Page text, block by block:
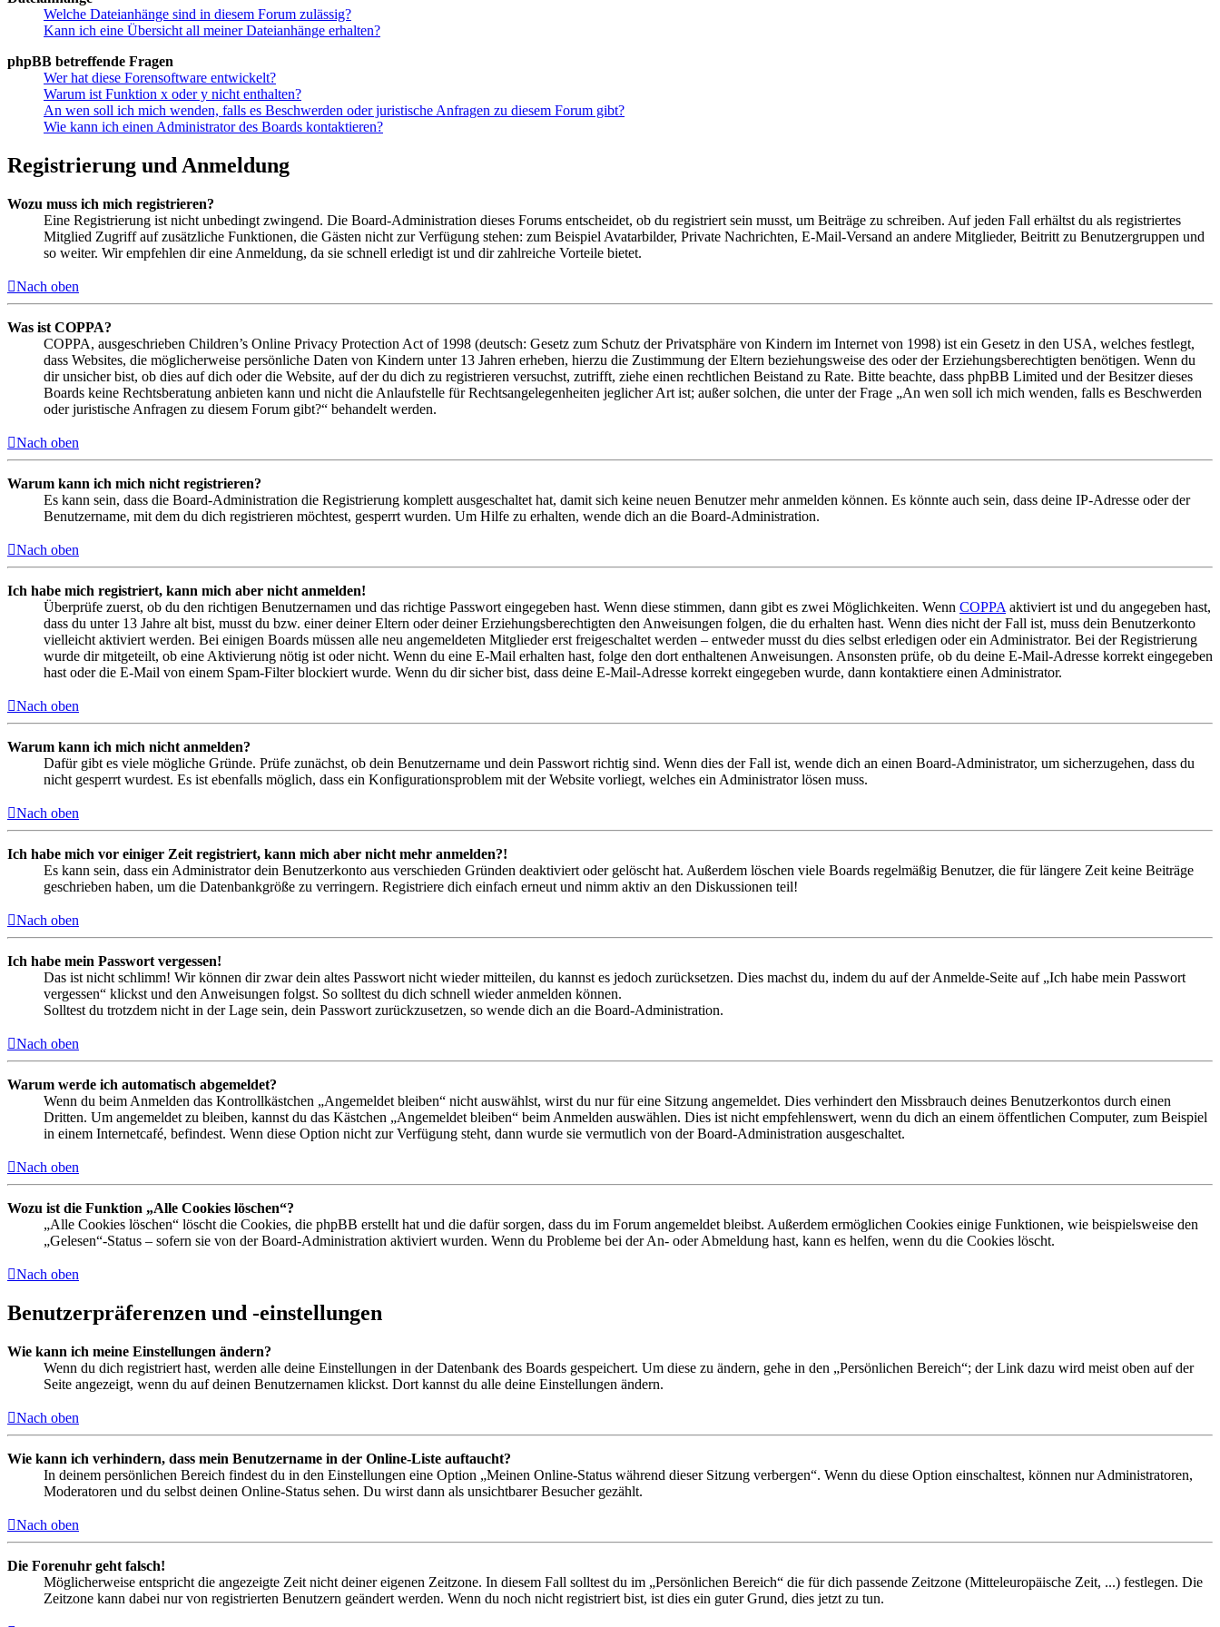
Welche Dateianhänge sind in diesem Forum zulässig?
Kann ich eine Übersicht all meiner Dateianhänge erhalten?
phpBB betreffende Fragen
Wer hat diese Forensoftware entwickelt?
Warum ist Funktion x oder y nicht enthalten?
An wen soll ich mich wenden, falls es Beschwerden oder juristische Anfragen zu diesem Forum gibt?
Wie kann ich einen Administrator des Boards kontaktieren?
Registrierung und Anmeldung
Wozu muss ich mich registrieren?
Eine Registrierung ist nicht unbedingt zwingend. Die Board-Administration dieses Forums entscheidet, ob du registriert sein musst, um Beiträge zu schreiben. Auf jeden Fall erhältst du als registriertes
Mitglied Zugriff auf zusätzliche Funktionen, die Gästen nicht zur Verfügung stehen: zum Beispiel Avatarbilder, Private Nachrichten, E-Mail-Versand an andere Mitglieder, Beitritt zu Benutzergruppen und
so weiter. Wir empfehlen dir eine Anmeldung, da sie schnell erledigt ist und dir zahlreiche Vorteile bietet.
Nach oben
Was ist COPPA?
COPPA, ausgeschrieben Children’s Online Privacy Protection Act of 1998 (deutsch: Gesetz zum Schutz der Privatsphäre von Kindern im Internet von 1998) ist ein Gesetz in den USA, welches festlegt,
dass Websites, die möglicherweise persönliche Daten von Kindern unter 13 Jahren erheben, hierzu die Zustimmung der Eltern beziehungsweise des oder der Erziehungsberechtigten benötigen. Wenn du
dir unsicher bist, ob dies auf dich oder die Website, auf der du dich zu registrieren versuchst, zutrifft, ziehe einen rechtlichen Beistand zu Rate. Bitte beachte, dass phpBB Limited und der Besitzer dieses
Boards keine Rechtsberatung anbieten kann und nicht die Anlaufstelle für Rechtsangelegenheiten jeglicher Art ist; außer solchen, die unter der Frage „An wen soll ich mich wenden, falls es Beschwerden
oder juristische Anfragen zu diesem Forum gibt?“ behandelt werden.
Nach oben
Warum kann ich mich nicht registrieren?
Es kann sein, dass die Board-Administration die Registrierung komplett ausgeschaltet hat, damit sich keine neuen Benutzer mehr anmelden können. Es könnte auch sein, dass deine IP-Adresse oder der
Benutzername, mit dem du dich registrieren möchtest, gesperrt wurden. Um Hilfe zu erhalten, wende dich an die Board-Administration.
Nach oben
Ich habe mich registriert, kann mich aber nicht anmelden!
Überprüfe zuerst, ob du den richtigen Benutzernamen und das richtige Passwort eingegeben hast. Wenn diese stimmen, dann gibt es zwei Möglichkeiten. Wenn COPPA aktiviert ist und du angegeben hast,
dass du unter 13 Jahre alt bist, musst du bzw. einer deiner Eltern oder deiner Erziehungsberechtigten den Anweisungen folgen, die du erhalten hast. Wenn dies nicht der Fall ist, muss dein Benutzerkonto
vielleicht aktiviert werden. Bei einigen Boards müssen alle neu angemeldeten Mitglieder erst freigeschaltet werden – entweder musst du dies selbst erledigen oder ein Administrator. Bei der Registrierung
wurde dir mitgeteilt, ob eine Aktivierung nötig ist oder nicht. Wenn du eine E-Mail erhalten hast, folge den dort enthaltenen Anweisungen. Ansonsten prüfe, ob du deine E-Mail-Adresse korrekt eingegeben
hast oder die E-Mail von einem Spam-Filter blockiert wurde. Wenn du dir sicher bist, dass deine E-Mail-Adresse korrekt eingegeben wurde, dann kontaktiere einen Administrator.
Nach oben
Warum kann ich mich nicht anmelden?
Dafür gibt es viele mögliche Gründe. Prüfe zunächst, ob dein Benutzername und dein Passwort richtig sind. Wenn dies der Fall ist, wende dich an einen Board-Administrator, um sicherzugehen, dass du
nicht gesperrt wurdest. Es ist ebenfalls möglich, dass ein Konfigurationsproblem mit der Website vorliegt, welches ein Administrator lösen muss.
Nach oben
Ich habe mich vor einiger Zeit registriert, kann mich aber nicht mehr anmelden?!
Es kann sein, dass ein Administrator dein Benutzerkonto aus verschieden Gründen deaktiviert oder gelöscht hat. Außerdem löschen viele Boards regelmäßig Benutzer, die für längere Zeit keine Beiträge
geschrieben haben, um die Datenbankgröße zu verringern. Registriere dich einfach erneut und nimm aktiv an den Diskussionen teil!
Nach oben
Ich habe mein Passwort vergessen!
Das ist nicht schlimm! Wir können dir zwar dein altes Passwort nicht wieder mitteilen, du kannst es jedoch zurücksetzen. Dies machst du, indem du auf der Anmelde-Seite auf „Ich habe mein Passwort
vergessen“ klickst und den Anweisungen folgst. So solltest du dich schnell wieder anmelden können.
Solltest du trotzdem nicht in der Lage sein, dein Passwort zurückzusetzen, so wende dich an die Board-Administration.
Nach oben
Warum werde ich automatisch abgemeldet?
Wenn du beim Anmelden das Kontrollkästchen „Angemeldet bleiben“ nicht auswählst, wirst du nur für eine Sitzung angemeldet. Dies verhindert den Missbrauch deines Benutzerkontos durch einen
Dritten. Um angemeldet zu bleiben, kannst du das Kästchen „Angemeldet bleiben“ beim Anmelden auswählen. Dies ist nicht empfehlenswert, wenn du dich an einem öffentlichen Computer, zum Beispiel
in einem Internetcafé, befindest. Wenn diese Option nicht zur Verfügung steht, dann wurde sie vermutlich von der Board-Administration ausgeschaltet.
Nach oben
Wozu ist die Funktion „Alle Cookies löschen“?
„Alle Cookies löschen“ löscht die Cookies, die phpBB erstellt hat und die dafür sorgen, dass du im Forum angemeldet bleibst. Außerdem ermöglichen Cookies einige Funktionen, wie beispielsweise den
„Gelesen“-Status – sofern sie von der Board-Administration aktiviert wurden. Wenn du Probleme bei der An- oder Abmeldung hast, kann es helfen, wenn du die Cookies löscht.
Nach oben
Benutzerpräferenzen und -einstellungen
Wie kann ich meine Einstellungen ändern?
Wenn du dich registriert hast, werden alle deine Einstellungen in der Datenbank des Boards gespeichert. Um diese zu ändern, gehe in den „Persönlichen Bereich“; der Link dazu wird meist oben auf der
Seite angezeigt, wenn du auf deinen Benutzernamen klickst. Dort kannst du alle deine Einstellungen ändern.
Nach oben
Wie kann ich verhindern, dass mein Benutzername in der Online-Liste auftaucht?
In deinem persönlichen Bereich findest du in den Einstellungen eine Option „Meinen Online-Status während dieser Sitzung verbergen“. Wenn du diese Option einschaltest, können nur Administratoren,
Moderatoren und du selbst deinen Online-Status sehen. Du wirst dann als unsichtbarer Besucher gezählt.
Nach oben
Die Forenuhr geht falsch!
Möglicherweise entspricht die angezeigte Zeit nicht deiner eigenen Zeitzone. In diesem Fall solltest du im „Persönlichen Bereich“ die für dich passende Zeitzone (Mitteleuropäische Zeit, ...) festlegen. Die
Zeitzone kann dabei nur von registrierten Benutzern geändert werden. Wenn du noch nicht registriert bist, ist dies ein guter Grund, dies jetzt zu tun.